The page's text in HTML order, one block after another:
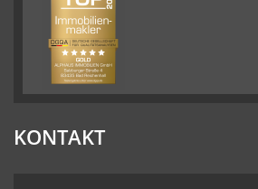
KONTAKT